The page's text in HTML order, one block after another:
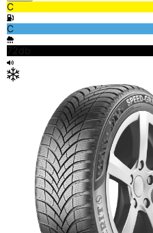
C
C
72db